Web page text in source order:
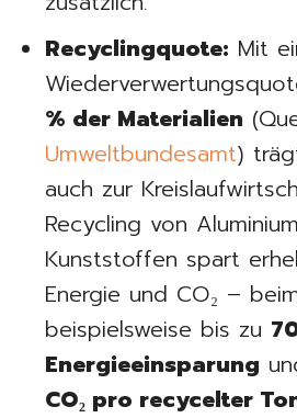
Recyclingquote: Mit
% der Materialien
Umweltbundesamt)
auch zur
Recycling von
Kunststoffen spart
Energie und CO₂ –
beispielsweise bis zu
Energieeinsparung
CO₂ pro recycelter